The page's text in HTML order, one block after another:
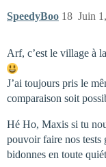
SpeedyBoo Juin
18
Arf, c’est le village à
J’ai toujours pris le
comparaison soit
Hé Ho, Maxis si tu
pouvoir faire nos tests
bidonnes en toute